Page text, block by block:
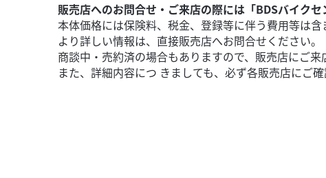
販売店へのお問合せ・ご来店の際には「BDSバイクセ
本体価格には保険料、税金、登録等に伴う費用等は含
より詳しい情報は、直接販売店へお問合せください。
商談中・売約済の場合もありますので、販売店にご
また、詳細内容につ きましても、必ず各販売店にご